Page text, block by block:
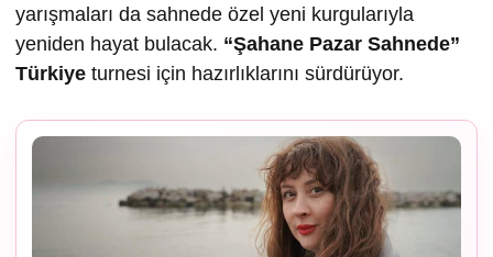
yarışmaları da sahnede özel yeni kurgularıyla
yeniden hayat bulacak. “Şahane Pazar Sahnede”
Türkiye turnesi için hazırlıklarını sürdürüyor.